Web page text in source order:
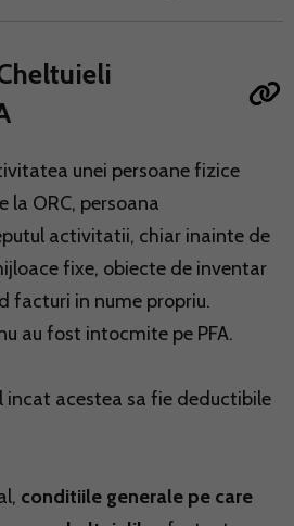
unei persoane fizice
ORC, persoana
activitatii, chiar inainte de
fixe, obiecte de inventar
facturi in nume propriu.
au fost intocmite pe PFA.
incat acestea sa fie deductibile
conditiile generale pe care